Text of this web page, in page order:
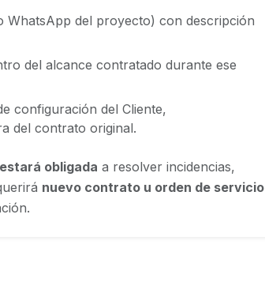
del proyecto) con descripción
del alcance contratado durante ese
configuración del Cliente,
del contrato original.
obligada a resolver incidencias,
nuevo contrato u orden de servicio